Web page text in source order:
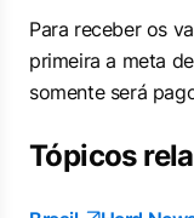
Para receber os
primeira a meta
somente será
Tópicos